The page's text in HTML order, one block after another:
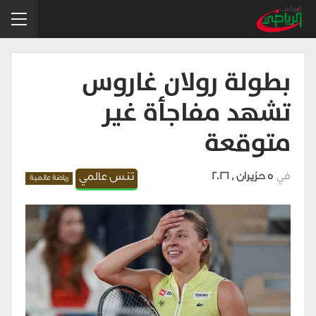
بطولة رولان غاروس
تشهد مفاجأة غير
متوقعة
تنس عالمي رياضة عالمية في 5 حزيران , 2026